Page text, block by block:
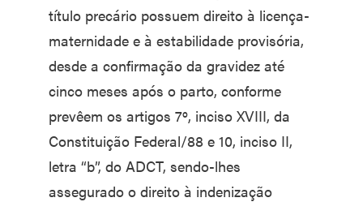
título precário possuem direito à licença-
maternidade e à estabilidade provisória,
desde a confirmação da gravidez até
cinco meses após o parto, conforme
prevêem os artigos 7º, inciso XVIII, da
Constituição Federal/88 e 10, inciso II,
letra “b”, do ADCT, sendo-lhes
assegurado o direito à indenização